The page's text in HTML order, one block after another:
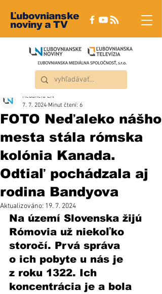
Ľubovnianske
noviny a TV
FOTO Neďaleko nášho
mesta stála rómska
kolónia Kanada.
Odtiaľ pochádzala aj
rodina Bandyova
Redakcia ĽN
7. 7. 2024 Minut čtení: 6
Aktualizováno: 19. 7. 2024
Na území Slovenska žijú
Rómovia už niekoľko
storočí. Prvá správa
o ich pobyte u nás je
z roku 1322. Ich
koncentrácia je a bola